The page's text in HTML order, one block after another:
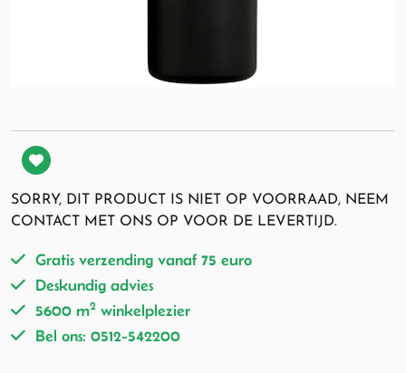
SORRY, DIT PRODUCT IS NIET OP VOORRAAD, NEEM
CONTACT MET ONS OP VOOR DE LEVERTIJD.
Gratis verzending vanaf 75 euro
Deskundig advies
5600 m2 winkelplezier
Bel ons: 0512-542200